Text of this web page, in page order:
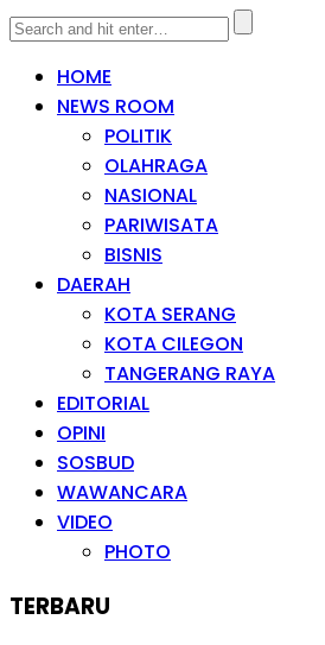
HOME
NEWS ROOM
POLITIK
OLAHRAGA
NASIONAL
PARIWISATA
BISNIS
DAERAH
KOTA SERANG
KOTA CILEGON
TANGERANG RAYA
EDITORIAL
OPINI
SOSBUD
WAWANCARA
VIDEO
PHOTO
TERBARU